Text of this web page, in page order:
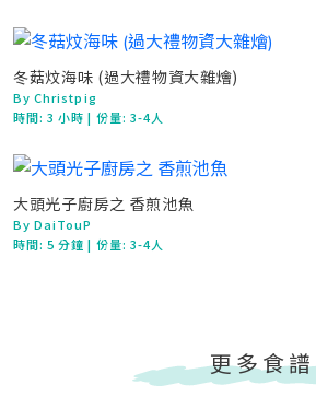
冬菇炆海味 (過大禮物資大雜燴)
By Christpig
時間:3 小時| 份量: 3-4人
大頭光子廚房之 香煎池魚
By DaiTouP
時間:5 分鐘| 份量: 3-4人
更多食譜